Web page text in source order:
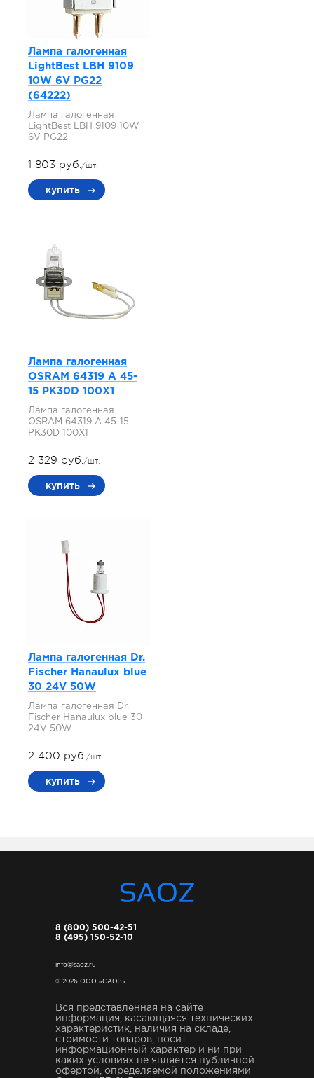
Лампа галогенная
LightBest LBH 9109
10W 6V PG22
(64222)
Лампа галогенная
LightBest LBH 9109 10W
6V PG22
1 803 руб./шт.
купить
Лампа галогенная
OSRAM 64319 A 45-
15 PK30D 100X1
Лампа галогенная
OSRAM 64319 A 45-15
PK30D 100X1
2 329 руб./шт.
купить
Лампа галогенная Dr.
Fischer Hanaulux blue
30 24V 50W
Лампа галогенная Dr.
Fischer Hanaulux blue 30
24V 50W
2 400 руб./шт.
купить
8 (800) 500-42-51
8 (495) 150-52-10
info@saoz.ru
© 2026 ООО «САОЗ»
Вся представленная на сайте
информация, касающаяся технических
характеристик, наличия на складе,
стоимости товаров, носит
информационный характер и ни при
каких условиях не является публичной
офертой, определяемой положениями